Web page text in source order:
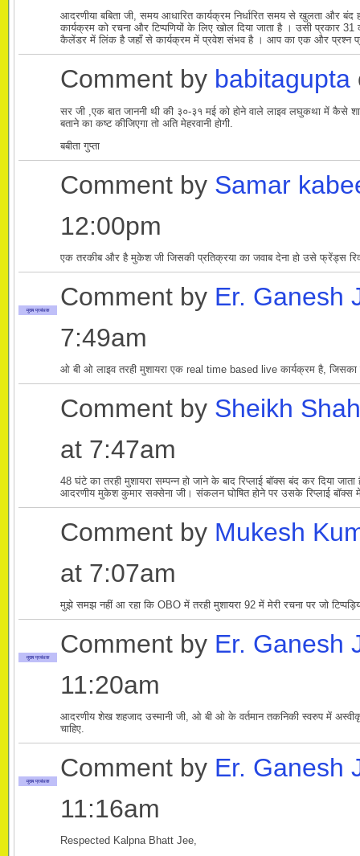
आदरणीया बबिता जी, समय आधारित कार्यक्रम निर्धारित समय से खुलता और बंद
कार्यक्रम को रचना और टिप्पणियों के लिए खोल दिया जाता है । उसी प्रकार
कैलेंडर में लिंक है जहाँ से कार्यक्रम में प्रवेश संभव है । आप का एक और प्रश्न
Comment by babitagupta
सर जी ,एक बात जाननी थी की ३०-३१ मई को होने वाले लाइव लघुकथा में कैसे
बताने का कष्ट कीजिएगा तो अति मेहरवानी होगी.
बबीता गुप्ता
Comment by Samar
12:00pm
एक तरकीब और है मुकेश जी जिसकी प्रतिक्रया का जवाब देना हो उसे फ्रेंड्स
मुख्य प्रबंधक Comment by Er. Ganesh
7:49am
ओ बी ओ लाइव तरही मुशायरा एक real time based live कार्यक्रम है, जिसका
Comment by Sheikh
at 7:47am
48 घंटे का तरही मुशायरा सम्पन्न हो जाने के बाद रिप्लाई बॉक्स बंद कर दिया
आदरणीय मुकेश कुमार सक्सेना जी। संकलन घोषित होने पर उसके रिप्लाई
Comment by Mukesh
at 7:07am
मुझे समझ नहीं आ रहा कि OBO में तरही मुशायरा 92 में मेरी रचना पर जो
मुख्य प्रबंधक Comment by Er. Ganesh
11:20am
आदरणीय शेख शहजाद उस्मानी जी, ओ बी ओ के वर्तमान तकनिकी स्वरुप में
चाहिए.
मुख्य प्रबंधक Comment by Er. Ganesh
11:16am
Respected Kalpna Bhatt Jee,